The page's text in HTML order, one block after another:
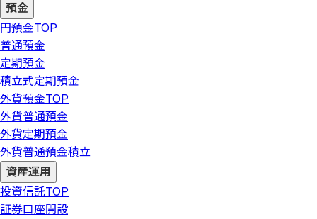
預金
円預金TOP
普通預金
定期預金
積立式定期預金
外貨預金TOP
外貨普通預金
外貨定期預金
外貨普通預金積立
資産運用
投資信託TOP
証券口座開設